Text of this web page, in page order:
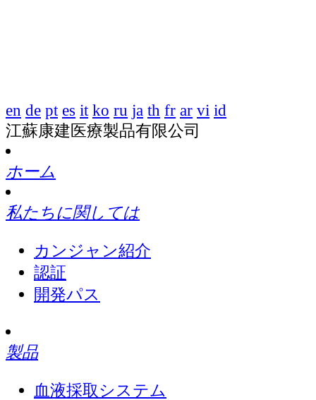
en de pt es it ko ru ja th fr ar vi id
江蘇康建医療製品有限公司
ホーム
私たちに関しては
カンジャン紹介
認証
開発パス
製品
血液採取システム